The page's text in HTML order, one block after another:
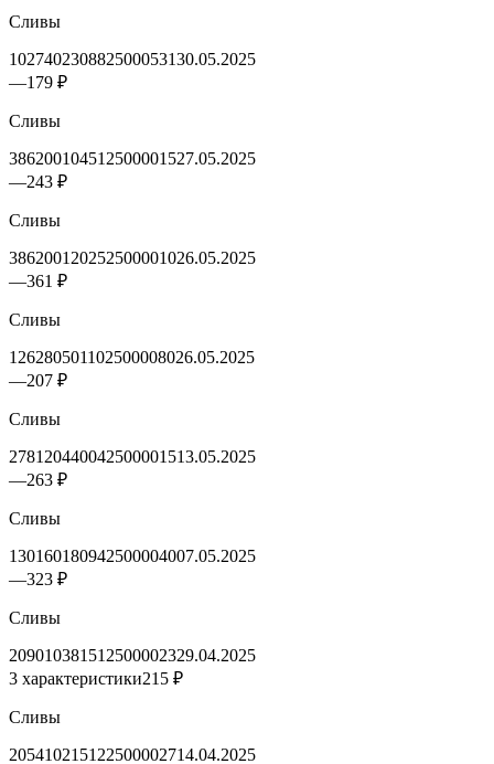
Сливы
102740230882500053130.05.2025
—179 ₽
Сливы
386200104512500001527.05.2025
—243 ₽
Сливы
386200120252500001026.05.2025
—361 ₽
Сливы
126280501102500008026.05.2025
—207 ₽
Сливы
278120440042500001513.05.2025
—263 ₽
Сливы
130160180942500004007.05.2025
—323 ₽
Сливы
209010381512500002329.04.2025
3 характеристики215 ₽
Сливы
205410215122500002714.04.2025